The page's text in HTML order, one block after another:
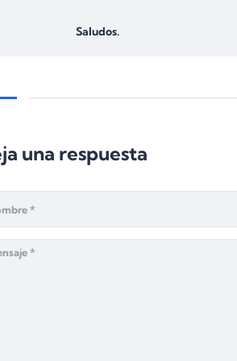
Saludos.
una respuesta